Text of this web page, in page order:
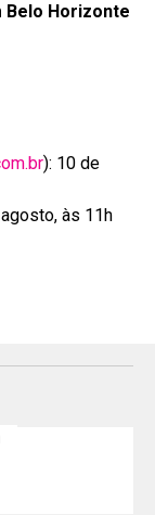
Belo Horizonte
): 10 de
às 11h